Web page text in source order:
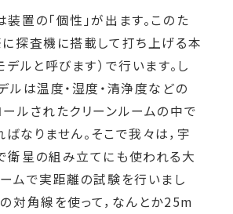
置の「個性」が出ます。このた
探査機に搭載して打ち上げる本
デルと呼びます）で行います。し
ルは温度・湿度・清浄度などの
ルされたクリーンルームの中で
なりません。そこで我々は，宇
衛星の組み立てにも使われる大
ムで実距離の試験を行いまし
対角線を使って，なんとか25m